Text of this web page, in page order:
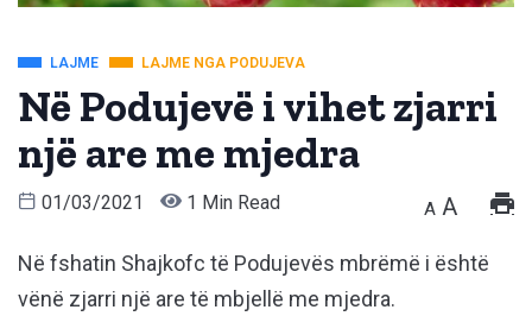
LAJME LAJME NGA PODUJEVA
Në Podujevë i vihet zjarri
një are me mjedra
01/03/2021 1 Min Read A A
Në fshatin Shajkofc të Podujevës mbrëmë i është
vënë zjarri një are të mbjellë me mjedra.